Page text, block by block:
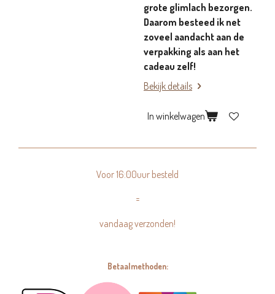
grote glimlach bezorgen.
Daarom besteed ik net
zoveel aandacht aan de
verpakking als aan het
cadeau zelf!
Bekijk details
In winkelwagen
Voor 16:00uur besteld
=
vandaag verzonden!
Betaalmethoden: